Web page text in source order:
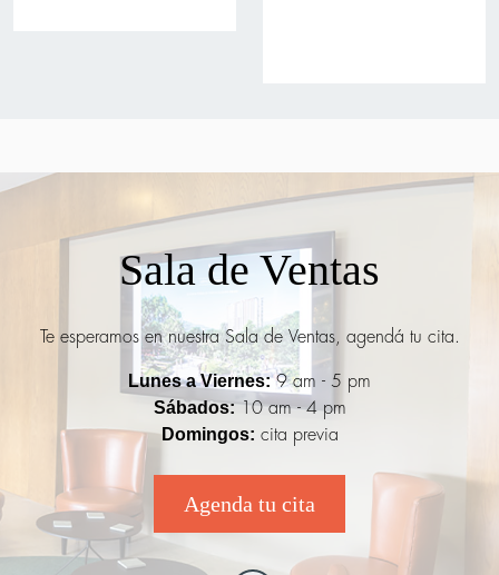
Sala de Ventas
Te esperamos en nuestra Sala de Ventas, agendá tu cita.
Lunes a Viernes:9 am - 5 pm
Sábados:10 am - 4 pm
Domingos: cita previa
Agenda tu cita